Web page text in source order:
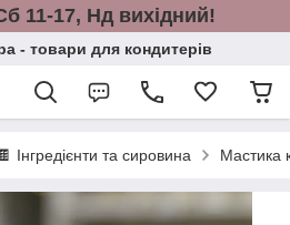
11-17, Нд вихідний!
- товари для кондитерів
🍫 Інгредієнти та сировина Мастика